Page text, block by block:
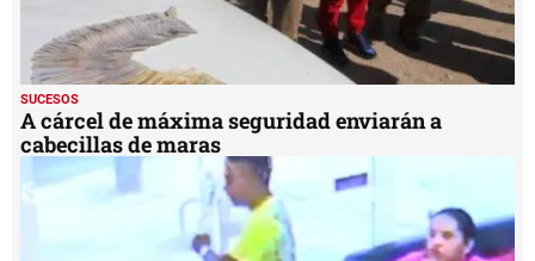
SUCESOS
A cárcel de máxima seguridad enviarán a
cabecillas de maras